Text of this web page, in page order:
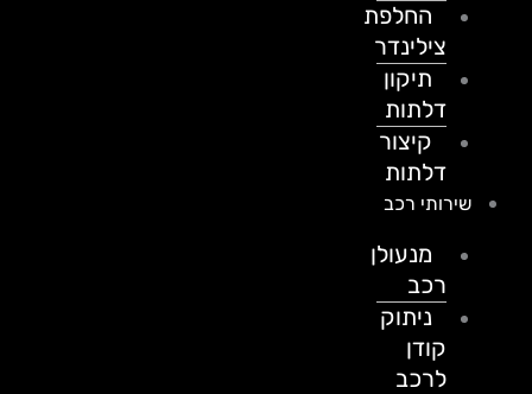
החלפת
צילינדר
תיקון
דלתות
קיצור
דלתות
שירותי רכב
מנעולן
ניתוק
לרכב